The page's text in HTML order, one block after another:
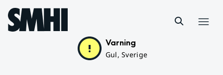
Hoppa till sidans innehåll
Varning
Gul, Sverige